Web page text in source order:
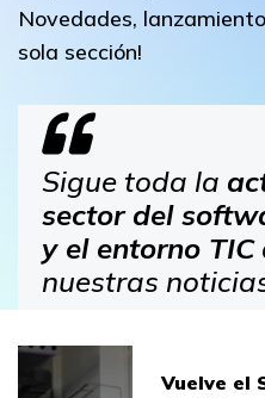
Novedades,
sola sección!
Sigue toda la
sector del
y el entorno TIC
nuestras
Vuelve el